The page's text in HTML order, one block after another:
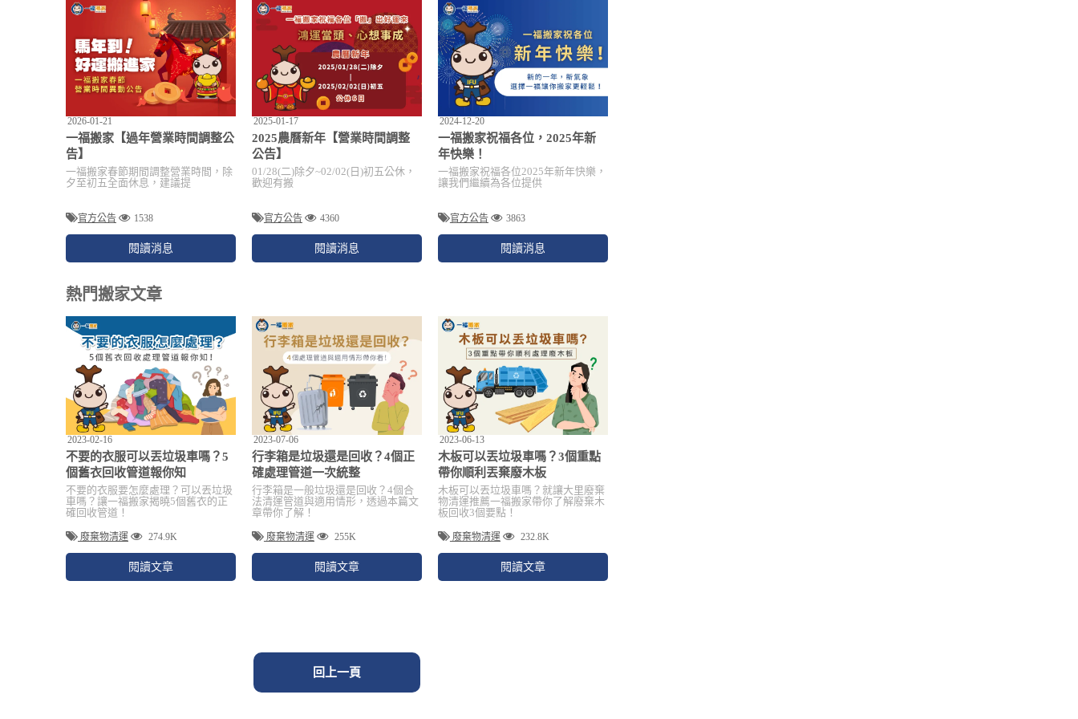
2026-01-21
一福搬家【過年營業時間調整公
告】
一福搬家春節期間調整營業時間，除
夕至初五全面休息，建議提
官方公告 1538
閱讀消息
2025-01-17
2025農曆新年【營業時間調整
公告】
01/28(二)除夕~02/02(日)初五公休，
歡迎有搬
官方公告 4360
閱讀消息
2024-12-20
一福搬家祝福各位，2025年新
年快樂！
一福搬家祝福各位2025年新年快樂，
讓我們繼續為各位提供
官方公告 3863
閱讀消息
熱門搬家文章
2023-02-16
不要的衣服可以丟垃圾車嗎？5
個舊衣回收管道報你知
不要的衣服要怎麼處理？可以丟垃圾
車嗎？讓一福搬家揭曉5個舊衣的正
確回收管道！
廢棄物清運 274.9K
閱讀文章
2023-07-06
行李箱是垃圾還是回收？4個正
確處理管道一次統整
行李箱是一般垃圾還是回收？4個合
法清運管道與適用情形，透過本篇文
章帶你了解！
廢棄物清運 255K
閱讀文章
2023-06-13
木板可以丟垃圾車嗎？3個重點
帶你順利丟棄廢木板
木板可以丟垃圾車嗎？就讓大里廢棄
物清運推薦一福搬家帶你了解廢棄木
板回收3個要點！
廢棄物清運 232.8K
閱讀文章
回上一頁